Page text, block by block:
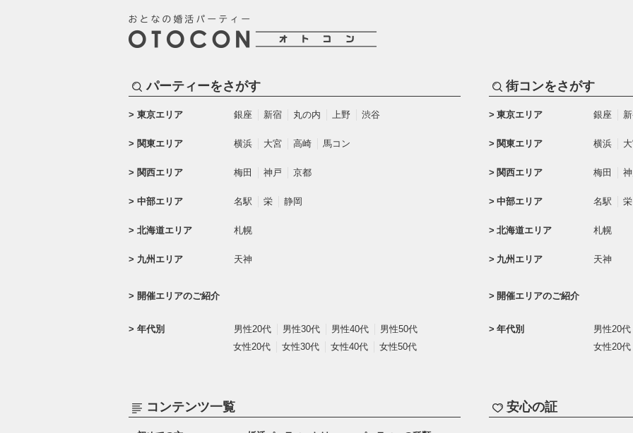
パーティーをさがす
東京エリア 銀座 新宿 丸の内 上野 渋谷
関東エリア 横浜 大宮 高崎 馬コン
関西エリア 梅田 神戸 京都
中部エリア 名駅 栄 静岡
北海道エリア 札幌
九州エリア 天神
開催エリアのご紹介
年代別 男性20代 男性30代 男性40代
男性50代
女性20代
女性30代 女性40代 女性50代
街コンをさがす
東京エリア 銀座
関東エリア 横浜
関西エリア 梅田
中部エリア 名駅 栄
北海道エリア 札幌
九州エリア 天神
開催エリアのご紹介
年代別 男性20代
女性20代
コンテンツ一覧 安心の証